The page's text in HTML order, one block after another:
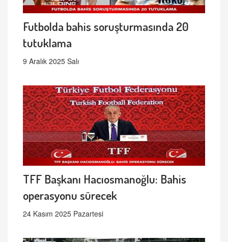
Futbolda bahis soruşturmasında 20
tutuklama
9 Aralık 2025 Salı
TFF Başkanı Hacıosmanoğlu: Bahis
operasyonu sürecek
24 Kasım 2025 Pazartesi